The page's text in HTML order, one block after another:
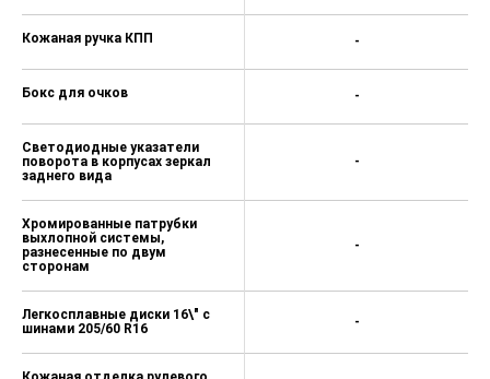
Кожаная ручка КПП
Бокс для очков
Светодиодные указатели
поворота в корпусах зеркал
заднего вида
Хромированные патрубки
выхлопной системы,
разнесенные по двум
сторонам
Легкосплавные диски 16\" с
шинами 205/60 R16
-
-
-
-
-